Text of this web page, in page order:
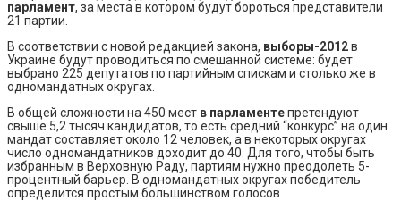
парламент, за места в котором будут бороться представители
21 партии.
В соответствии с новой редакцией закона, выборы-2012в
Украине будут проводиться по смешанной системе: будет
выбрано 225 депутатов по партийным спискам и столько же в
одномандатных округах.
В общей сложности на 450 мест в парламентепретендуют
свыше 5,2 тысяч кандидатов, то есть средний “конкурс” на один
мандат составляет около 12 человек, а в некоторых округах
число одномандатников доходит до 40. Для того, чтобы быть
избранным в Верховную Раду, партиям нужно преодолеть 5-
процентный барьер. В одномандатных округах победитель
определится простым большинством голосов.